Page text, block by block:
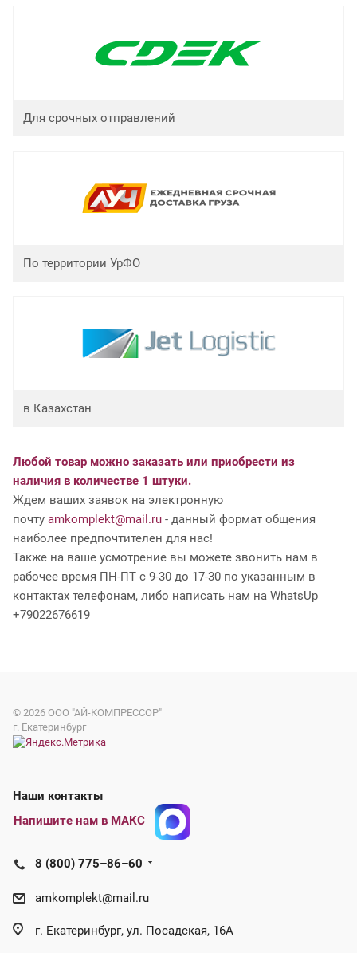
Для срочных отправлений
По территории УрФО
в Казахстан
Любой товар можно заказать или приобрести из
наличия в количестве 1 штуки.
Ждем ваших заявок на электронную
почту amkomplekt@mail.ru - данный формат общения
наиболее предпочтителен для нас!
Также на ваше усмотрение вы можете звонить нам в
рабочее время ПН-ПТ с 9-30 до 17-30 по указанным в
контактах телефонам, либо написать нам на WhatsUp
+79022676619
© 2026 ООО "АЙ-КОМПРЕССОР"
г. Екатеринбург
Наши контакты
Напишите нам в МАКС
8 (800) 775–86–60
amkomplekt@mail.ru
г. Екатеринбург, ул. Посадская, 16А